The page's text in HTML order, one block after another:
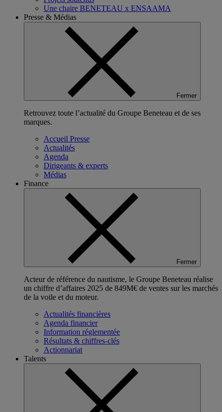
Une chaire BENETEAU x ENSAAMA
Presse & Médias
Fermer
Retrouvez toute l’actualité du Groupe Beneteau et de ses
marques.
Accueil Presse
Actualités
Agenda
Dirigeants & experts
Médias
Finance
Fermer
Acteur de référence du nautisme, le Groupe Beneteau réalise
un chiffre d’affaires 2025 de 849M€ de ventes sur les marchés
de la voile et du moteur.
Actualités financières
Agenda financier
Information réglementée
Résultats & chiffres-clés
Actionnariat
Talents